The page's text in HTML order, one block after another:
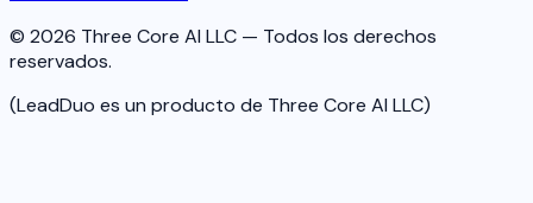
© 2026 Three Core AI LLC — Todos los derechos
reservados.
(LeadDuo es un producto de Three Core AI LLC)